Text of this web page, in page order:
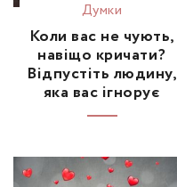
Думки
Коли вас не чують,
навіщо кричати?
Відпустіть людину,
яка вас ігнорує